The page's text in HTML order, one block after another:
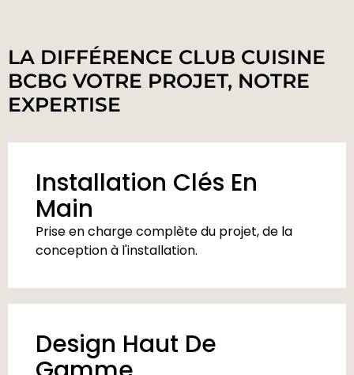
LA DIFFÉRENCE CLUB CUISINE
BCBG VOTRE PROJET, NOTRE
EXPERTISE
Installation Clés En
Main
Prise en charge complète du projet, de la
conception à l'installation.
Design Haut De